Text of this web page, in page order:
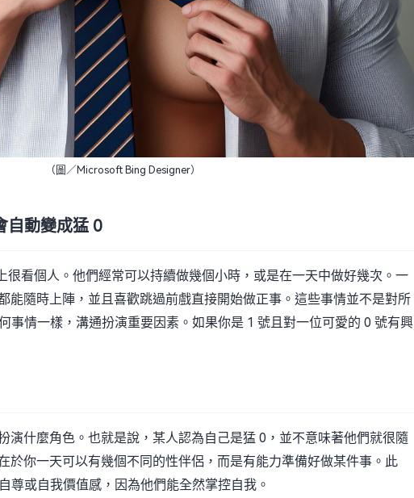
（圖／Microsoft Bing Designer）
自動變成猛 0
很看個人。他們經常可以持續做幾個小時，或是在一天中做好幾次。一
能隨時上陣，並且喜歡跳過前戲直接開始做正事。這些事情並不是對所
事情一樣，溝通扮演重要因素。如果你是 1 號且對一位可愛的 0 號有興
演什麼角色。也就是說，某人認為自己是猛 0，並不意味著他們就很隨
於你一天可以有幾個不同的性伴侶，而是有能力準備好做某件事。此
尊或自我價值感，因為他們能全然掌控自我。